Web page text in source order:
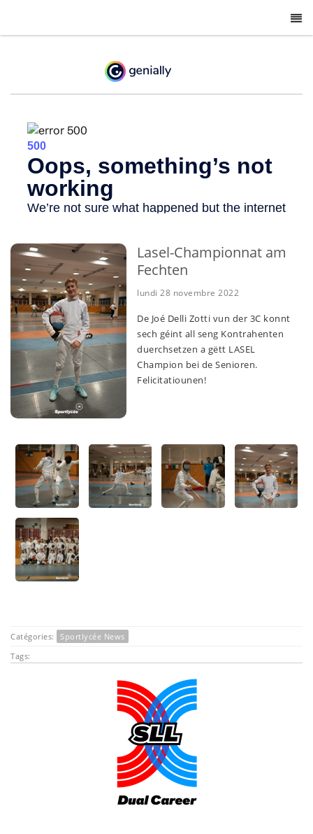
Lasel-Championnat am
Fechten
lundi 28 novembre 2022
De Joé Delli Zotti vun der 3C konnt
sech géint all seng Kontrahenten
duerchsetzen a gëtt LASEL
Champion bei de Senioren.
Felicitatiounen!
Catégories:
Sportlycée News
Tags: